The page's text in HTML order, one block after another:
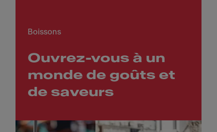
Boissons
Ouvrez-vous à un
monde de goûts et
de saveurs